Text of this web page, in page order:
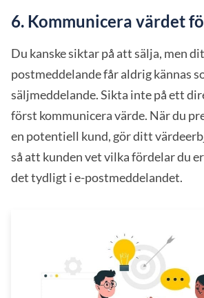
6. Kommunicera värdet
Du kanske siktar på att sälja, men
postmeddelande får aldrig kännas
säljmeddelande. Sikta inte på ett
först kommunicera värde. När du
en potentiell kund, gör ditt
så att kunden vet vilka fördelar du
det tydligt i e-postmeddelandet.